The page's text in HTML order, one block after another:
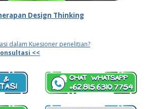
Design Thinking
dalam Kuesioner penelitian?
<<